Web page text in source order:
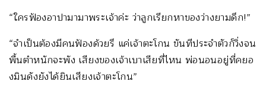
“ใครฟ้องอาปามามาพระเจ้าค่ะ ว่าลูกเรียกหาของว่างยามดึก!”
“จำเป็นต้องมีคนฟ้องด้วยรึ แค่เจ้าตะโกน ขันทีประจำตัวก็วิ่งจน
พื้นตำหนักจะพัง เสียงของเจ้าเบาเสียที่ไหน พ่อนอนอยู่ที่คยอ
งมินดังยังได้ยินเสียงเจ้าตะโกน”